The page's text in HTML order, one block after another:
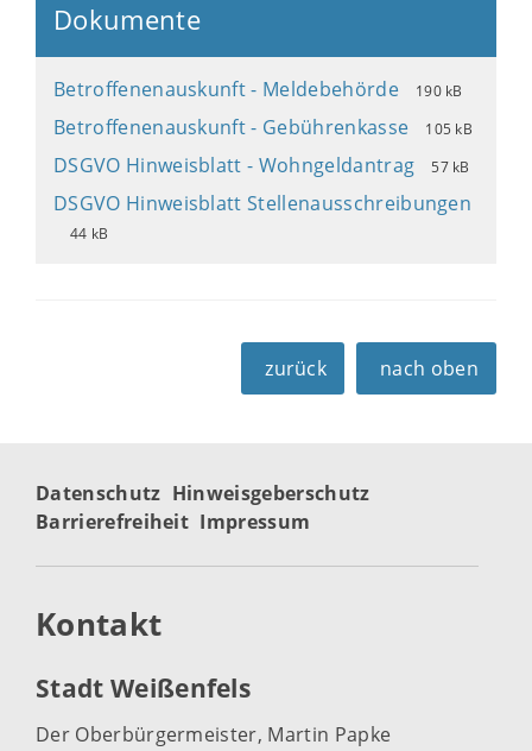
Dokumente
Betroffenenauskunft - Meldebehörde 190 kB
Betroffenenauskunft - Gebührenkasse 105 kB
DSGVO Hinweisblatt - Wohngeldantrag 57 kB
DSGVO Hinweisblatt Stellenausschreibungen
44 kB
zurück nach oben
Datenschutz Hinweisgeberschutz
Barrierefreiheit Impressum
Kontakt
Stadt Weißenfels
Der Oberbürgermeister, Martin Papke